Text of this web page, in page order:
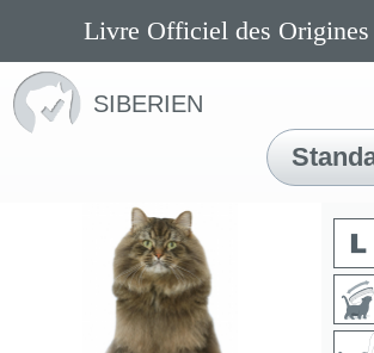
Livre Officiel des Origines
SIBERIEN